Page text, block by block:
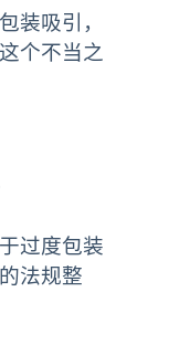
装吸引，
个不当之
过度包装
法规整